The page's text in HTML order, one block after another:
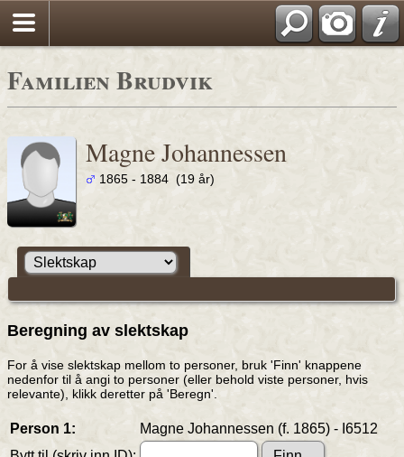
Familien Brudvik
Magne Johannessen
1865 - 1884 (19 år)
Beregning av slektskap
For å vise slektskap mellom to personer, bruk 'Finn' knappene
nedenfor til å angi to personer (eller behold viste personer, hvis
relevante), klikk deretter på 'Beregn'.
Person 1:
Magne Johannessen (f. 1865) - I6512